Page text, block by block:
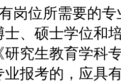
位所需要的专
士、硕士学位和
研究生教育学科
业报考的，应具